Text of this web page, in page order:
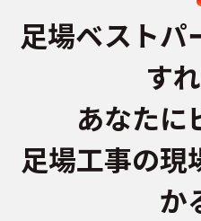
足場ベストパ
す
あなたに
足場工事の現
か